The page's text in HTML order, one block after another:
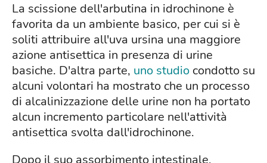
La scissione dell'arbutina in idrochinone è
favorita da un ambiente basico, per cui si è
soliti attribuire all'uva ursina una maggiore
azione antisettica in presenza di urine
basiche. D'altra parte, uno studio condotto su
alcuni volontari ha mostrato che un processo
di alcalinizzazione delle urine non ha portato
alcun incremento particolare nell'attività
antisettica svolta dall'idrochinone.